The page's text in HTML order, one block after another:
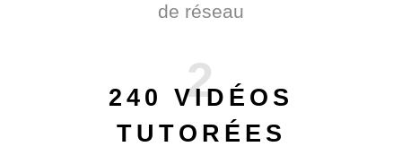
de réseau
2
240 VIDÉOS
TUTORÉES